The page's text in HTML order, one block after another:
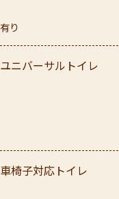
有り
ユニバーサルトイレ
車椅子対応トイレ